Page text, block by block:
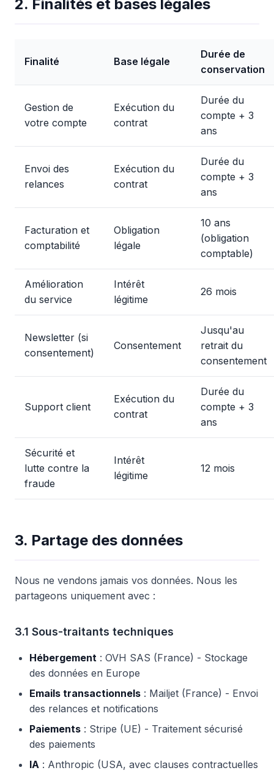
2. Finalités et bases légales
Finalité Base légale
Durée de
conservation
Gestion de
votre compte
Exécution du
contrat
Durée du
compte + 3
ans
Envoi des
relances
Exécution du
contrat
Durée du
compte + 3
ans
Facturation et
comptabilité
Obligation
légale
10 ans
(obligation
comptable)
Amélioration
du service
Intérêt
légitime
26 mois
Newsletter (si
consentement)
Consentement
Jusqu'au
retrait du
consentement
Support client
Exécution du
contrat
Durée du
compte + 3
ans
Sécurité et
lutte contre la
fraude
Intérêt
légitime
12 mois
3. Partage des données
Nous ne vendons jamais vos données. Nous les
partageons uniquement avec :
3.1 Sous-traitants techniques
Hébergement : OVH SAS (France) - Stockage
des données en Europe
Emails transactionnels : Mailjet (France) - Envoi
des relances et notifications
Paiements : Stripe (UE) - Traitement sécurisé
des paiements
IA : Anthropic (USA, avec clauses contractuelles